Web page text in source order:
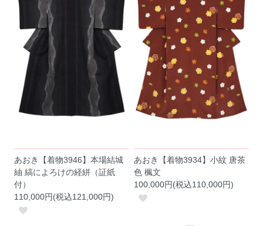
あおき【着物3946】本場結城
紬 縞によろけの経絣（証紙
付）
110,000円(税込121,000円)
あおき【着物3934】小紋 唐茶
色 楓文
100,000円(税込110,000円)